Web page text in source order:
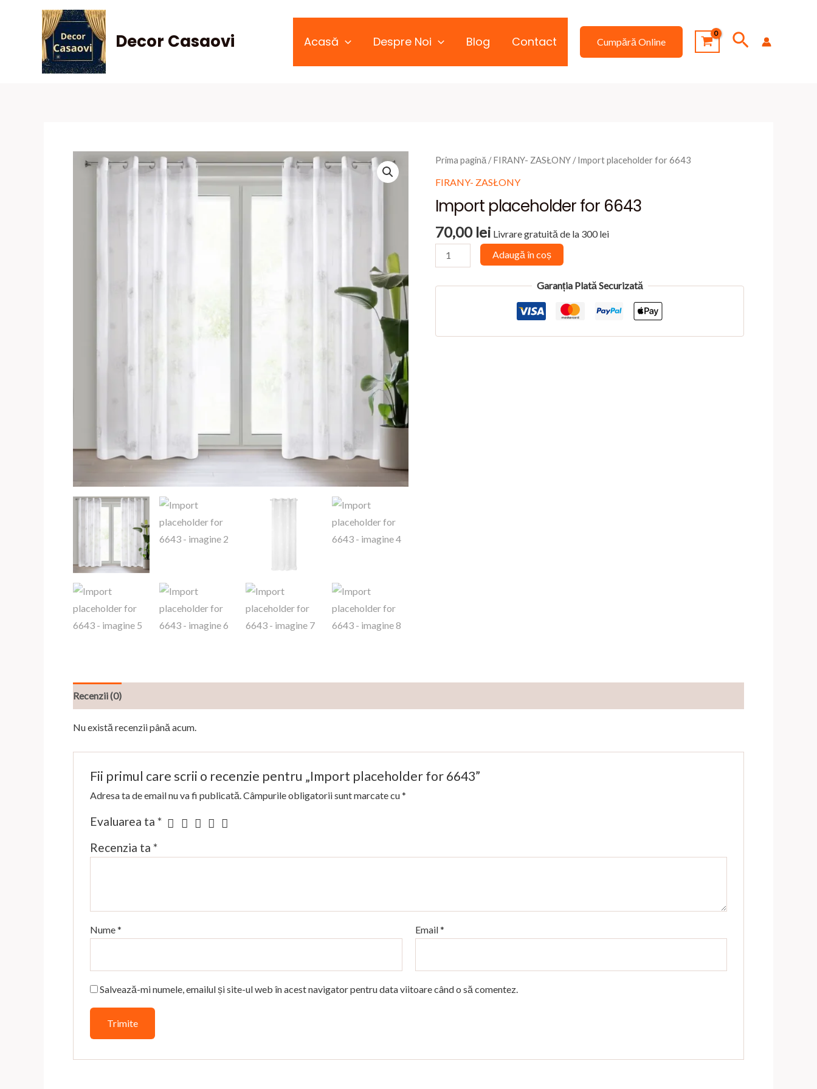
Decor Casaovi Acasă Despre Noi Blog Contact Cumpără Online Search
Prima pagină /FIRANY- ZASŁONY / Import placeholder for 6643
FIRANY- ZASŁONY
Import placeholder for 6643
70,00 lei Livrare gratuită de la 300 lei
Cantitate
Import
placeholder
Adaugă în coș
Garanția Plată Securizată
Recenzii (0)
Nu există recenzii până acum.
Fii primul care scrii o recenzie pentru „Import placeholder for 6643”
Adresa ta de email nu va fi publicată.Câmpurile obligatorii sunt marcate cu*
Evaluarea ta *
Recenzia ta *
Nume* Email*
Salvează-mi numele, emailul și site-ul web în acest navigator pentru data viitoare când o să comentez.